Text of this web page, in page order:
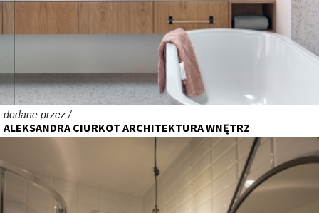
dodane przez /
ALEKSANDRA CIURKOT ARCHITEKTURA WNĘTRZ